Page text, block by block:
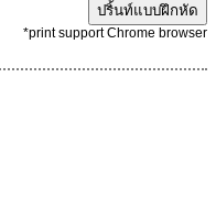
ปริ้นท์แบบฝึกหัด
*print support Chrome browser